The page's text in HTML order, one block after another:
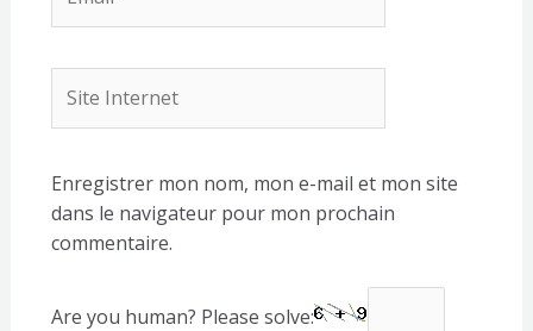
Internet
Enregistrer mon nom, mon e-mail et mon site
dans le navigateur pour mon prochain
commentaire.
Are you human? Please solve: